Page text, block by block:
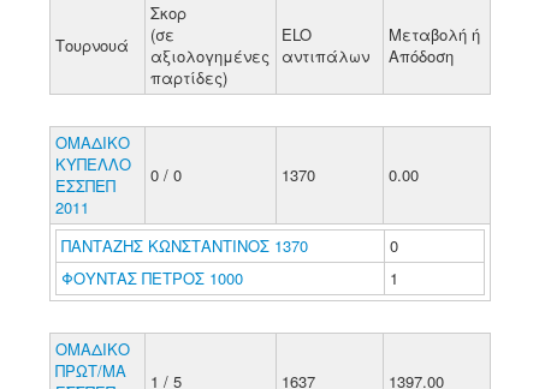
Τουρνουά
Σκορ
(σε
αξιολογημένες
παρτίδες)
ELO
αντιπάλων
Μεταβολή ή
Απόδοση
ΟΜΑΔΙΚΟ
ΚΥΠΕΛΛΟ
ΕΣΣΠΕΠ
2011
0 / 0 1370 0.00
ΠΑΝΤΑΖΗΣ ΚΩΝΣΤΑΝΤΙΝΟΣ 1370
0
ΦΟΥΝΤΑΣ ΠΕΤΡΟΣ 1000
1
ΟΜΑΔΙΚΟ
ΠΡΩΤ/ΜΑ
1 / 5 1637 1397.00